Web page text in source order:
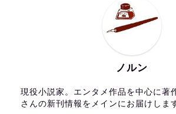
ノルン
現役小説家。エンタメ作品を中心に著
さんの新刊情報をメインにお届けしま